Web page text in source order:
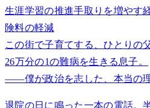
生涯学習の推進手取りを増やす
険料の軽減
この街で子育てする、ひとりの
26万分の1の難病を生きる息子。
——僕が政治を志した、本当の理
退院の日に鳴った一本の電話。